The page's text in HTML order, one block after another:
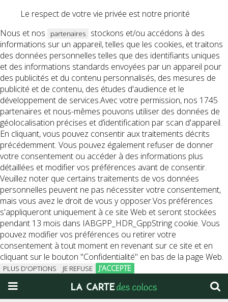
Le respect de votre vie privée est notre priorité
Nous et nos
partenaires
stockons et/ou accédons à des
informations sur un appareil, telles que les cookies, et traitons
des données personnelles telles que des identifiants uniques
et des informations standards envoyées par un appareil pour
des publicités et du contenu personnalisés, des mesures de
publicité et de contenu, des études d'audience et le
développement de services.Avec votre permission, nos 1745
partenaires et nous-mêmes pouvons utiliser des données de
géolocalisation précises et d’identification par scan d'appareil.
En cliquant, vous pouvez consentir aux traitements décrits
précédemment. Vous pouvez également refuser de donner
votre consentement ou accéder à des informations plus
détaillées et modifier vos préférences avant de consentir.
Veuillez noter que certains traitements de vos données
personnelles peuvent ne pas nécessiter votre consentement,
mais vous avez le droit de vous y opposer.Vos préférences
s'appliqueront uniquement à ce site Web et seront stockées
pendant 13 mois dans IABGPP_HDR_GppString cookie. Vous
pouvez modifier vos préférences ou retirer votre
consentement à tout moment en revenant sur ce site et en
cliquant sur le bouton "Confidentialité" en bas de la page Web.
PLUS D'OPTIONS JE REFUSE J'ACCEPTE